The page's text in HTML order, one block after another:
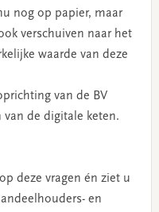
nog op papier, maar
verschuiven naar het
waarde van deze
van de BV
de digitale keten.
deze vragen én ziet u
en